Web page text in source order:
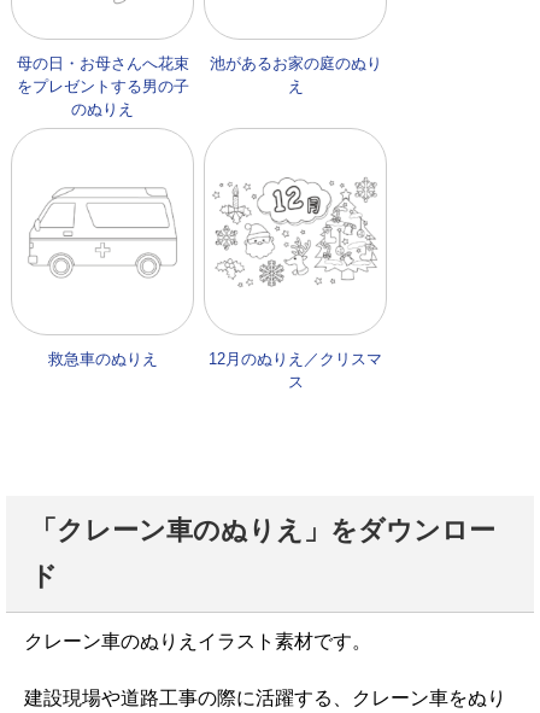
母の日・お母さんへ花束
をプレゼントする男の子
のぬりえ
池があるお家の庭のぬり
え
救急車のぬりえ
12月のぬりえ／クリスマ
ス
「クレーン車のぬりえ」をダウンロー
ド
クレーン車のぬりえイラスト素材です。
建設現場や道路工事の際に活躍する、クレーン車をぬり